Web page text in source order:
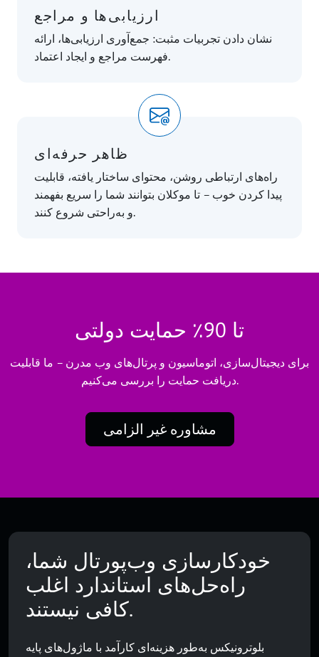
ارزیابی‌ها و مراجع
نشان دادن تجربیات مثبت: جمع‌آوری ارزیابی‌ها، ارائه
فهرست مراجع و ایجاد اعتماد.
ظاهر حرفه‌ای
راه‌های ارتباطی روشن، محتوای ساختار یافته، قابلیت
پیدا کردن خوب – تا موکلان بتوانند شما را سریع بفهمند
و به‌راحتی شروع کنند.
تا 90٪ حمایت دولتی
برای دیجیتال‌سازی، اتوماسیون و پرتال‌های وب مدرن – ما قابلیت
دریافت حمایت را بررسی می‌کنیم.
مشاوره غیر الزامی
خودکارسازی وب‌پورتال شما،
راه‌حل‌های استاندارد اغلب
کافی نیستند.
بلوترونیکس به‌طور هزینه‌ای کارآمد با ماژول‌های پایه